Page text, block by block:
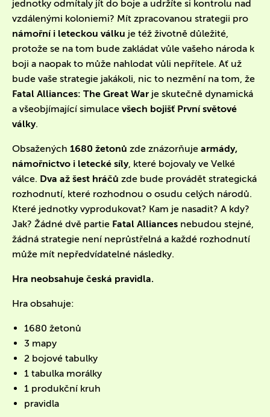
jednotky odmítaly jít do boje a udržíte si kontrolu nad
vzdálenými koloniemi? Mít zpracovanou strategii pro
námořní i leteckou válku je též životně důležité,
protože se na tom bude zakládat vůle vašeho národa k
boji a naopak to může nahlodat vůli nepřítele. Ať už
bude vaše strategie jakákoli, nic to nezmění na tom, že
Fatal Alliances: The Great War je skutečně dynamická
a všeobjímající simulace všech bojišť První světové
války.
Obsažených 1680 žetonů zde znázorňuje armády,
námořnictvo i letecké síly, které bojovaly ve Velké
válce. Dva až šest hráčů zde bude provádět strategická
rozhodnutí, které rozhodnou o osudu celých národů.
Které jednotky vyprodukovat? Kam je nasadit? A kdy?
Jak? Žádné dvě partie Fatal Alliances nebudou stejné,
žádná strategie není neprůstřelná a každé rozhodnutí
může mít nepředvídatelné následky.
Hra neobsahuje česká pravidla.
Hra obsahuje:
1680 žetonů
3 mapy
2 bojové tabulky
1 tabulka morálky
1 produkční kruh
pravidla